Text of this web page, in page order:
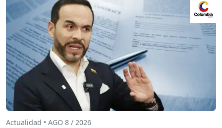
Actualidad • AGO 8 / 2026